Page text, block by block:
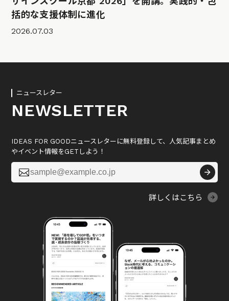
括的な支援体制に進化
2026.07.03
ニュースレター
NEWSLETTER
IDEAS FOR GOODニュースレターに無料登録して、人気記事まとめ
やイベント情報をGETしよう！

詳しくはこちら